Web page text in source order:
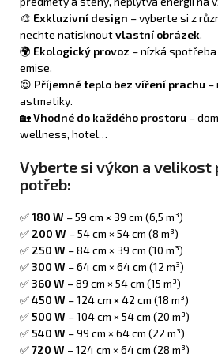
🎨 Exkluzivní design – vyberte si z
nechte natisknoutvlastní obrázek.
🌍 Ekologický provoz – nízká
emise.
😌 Příjemné teplo bez víření prachu –
astmatiky.
🏡Vhodné do každého prostoru –
wellness, hotel…
Vyberte si výkon a velikost
potřeb:
✅180 W – 59 cm × 39 cm (6,5 m³)
✅ 200 W – 54 cm × 54 cm (8 m³)
✅ 250 W – 84 cm × 39 cm (10 m³)
✅300 W – 64 cm × 64 cm (12 m³)
✅360 W – 89 cm × 54 cm (15 m³)
✅450 W – 124 cm × 42 cm (18 m³)
✅500 W – 104 cm × 54 cm (20 m³)
✅540 W – 99 cm × 64 cm (22 m³)
✅720 W – 124 cm × 64 cm (28 m³)